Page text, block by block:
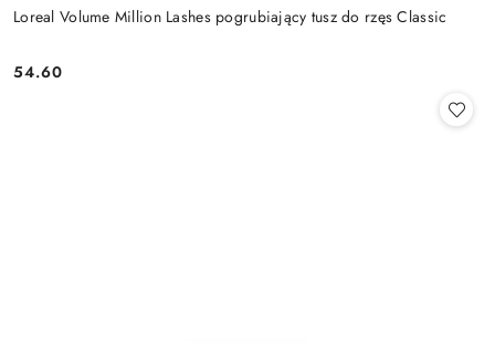
Loreal Volume Million Lashes pogrubiający tusz do rzęs Classic
Cena:
54.60